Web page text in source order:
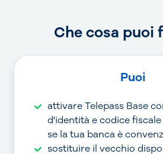
Che cosa puoi
Puoi
attivare Telepass Base
d'identità e codice
se la tua banca è
sostituire il vecchio